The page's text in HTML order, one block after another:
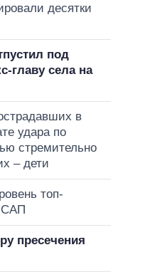
десятки
под
главу села на
в
удара по
стремительно
– дети
топ-
САП
пресечения